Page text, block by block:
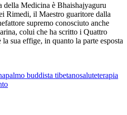
Medicina è Bhaishajyaguru
Rimedi, il Maestro guaritore dalla
supremo conosciuto anche
colui che ha scritto i Quattro
sua effige, in quanto la parte esposta
palmo buddista tibetanosaluteterapia
su